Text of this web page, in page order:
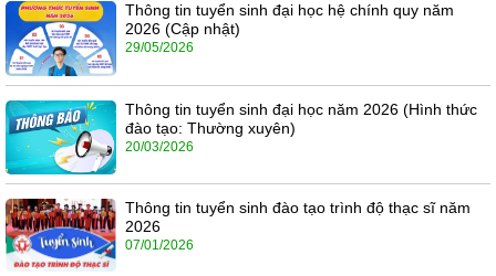
Thông tin tuyển sinh đại học hệ chính quy năm
2026 (Cập nhật)
29/05/2026
Thông tin tuyển sinh đại học năm 2026 (Hình thức
đào tạo: Thường xuyên)
20/03/2026
Thông tin tuyển sinh đào tạo trình độ thạc sĩ năm
2026
07/01/2026